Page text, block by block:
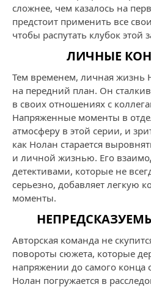
сложнее, чем казалось на
предстоит применить все
чтобы распутать клубок этой
ЛИЧНЫЕ
Тем временем, личная жизнь
на передний план. Он
в своих отношениях с
Напряженные моменты в
атмосферу в этой серии, и
как Нолан старается
и личной жизнью. Его
детективами, которые не
серьезно, добавляет легкую
моменты.
Авторская команда не
повороты сюжета, которые
напряжении до самого
Нолан погружается в